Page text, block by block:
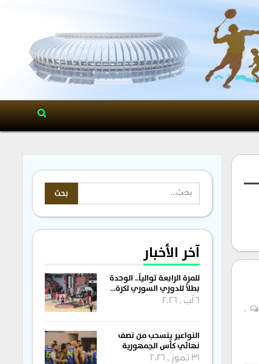
آخر الأخبار
للمرة الرابعة توالياً.. الوحدة
بطلاً للدوري السوري لكرة…
6 آب , 2026
النواعير ينسحب من نصف
نهائي كأس الجمهورية
31 تموز , 2026